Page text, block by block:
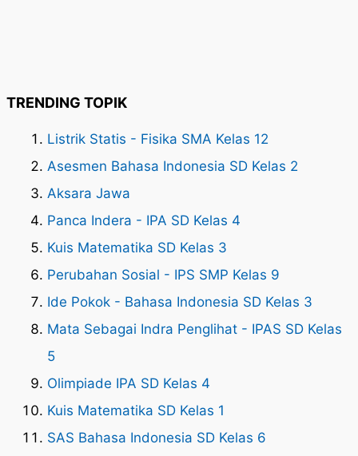
TRENDING TOPIK
Listrik Statis - Fisika SMA Kelas 12
Asesmen Bahasa Indonesia SD Kelas 2
Aksara Jawa
Panca Indera - IPA SD Kelas 4
Kuis Matematika SD Kelas 3
Perubahan Sosial - IPS SMP Kelas 9
Ide Pokok - Bahasa Indonesia SD Kelas 3
Mata Sebagai Indra Penglihat - IPAS SD Kelas
5
Olimpiade IPA SD Kelas 4
Kuis Matematika SD Kelas 1
SAS Bahasa Indonesia SD Kelas 6